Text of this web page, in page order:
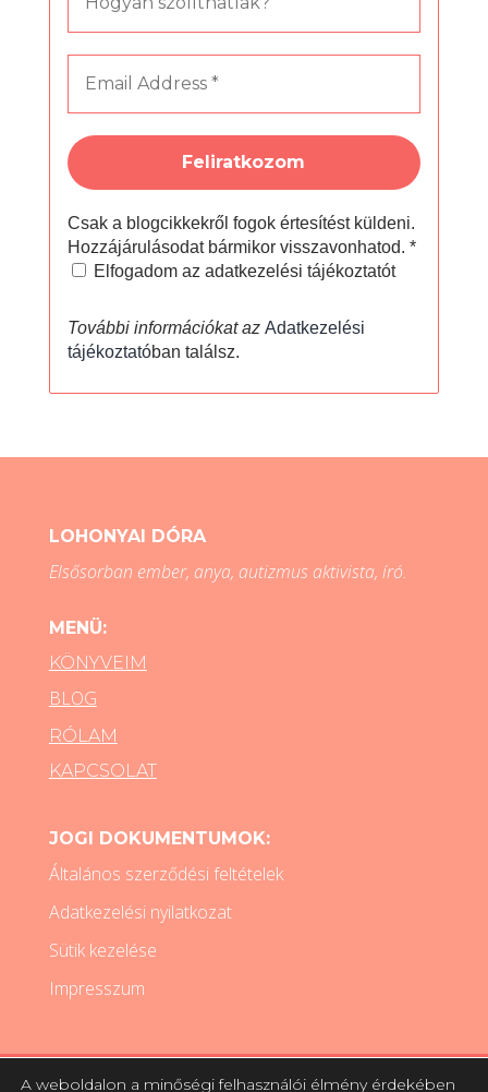
Csak a blogcikkekről fogok értesítést küldeni.
Hozzájárulásodat bármikor visszavonhatod. *
Elfogadom az adatkezelési tájékoztatót
További információkat az Adatkezelési
tájékoztatóban találsz.
LOHONYAI DÓRA
Elsősorban ember, anya, autizmus aktivista, író.
MENÜ:
KÖNYVEIM
BLOG
RÓLAM
KAPCSOLAT
JOGI DOKUMENTUMOK:
Általános szerződési feltételek
Adatkezelési nyilatkozat
Sütik kezelése
Impresszum
A weboldalon a minőségi felhasználói élmény érdekében